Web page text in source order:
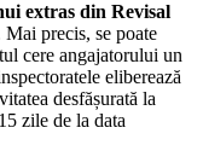
extras din Revisal
Mai precis, se poate
cere angajatorului un
eliberează
desfășurată la
zile de la data